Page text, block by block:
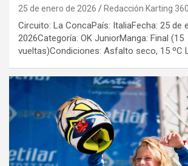
25 de enero de 2026 Redacción Karting 360
Circuito: La ConcaPaís: ItaliaFecha: 25 de
2026Categoría: OK JuniorManga: Final (15
vueltas)Condiciones: Asfalto seco, 15 ºC